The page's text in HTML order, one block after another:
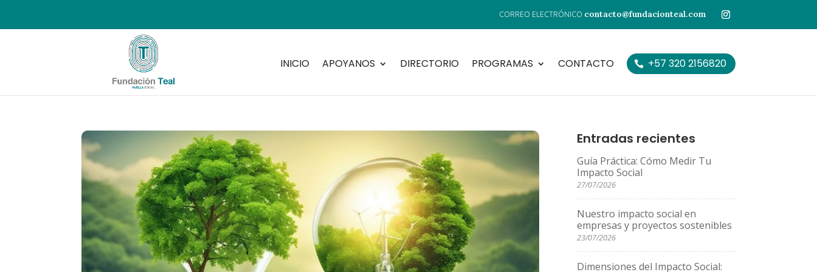
contacto@fundacionteal.com
INICIO APOYANOS DIRECTORIO PROGRAMAS CONTACTO +57 320 2156820
Entradas recientes
Guía Práctica: Cómo Medir Tu
Impacto Social
27/07/2026
Nuestro impacto social en
empresas y proyectos sostenibles
23/07/2026
Dimensiones del Impacto Social: